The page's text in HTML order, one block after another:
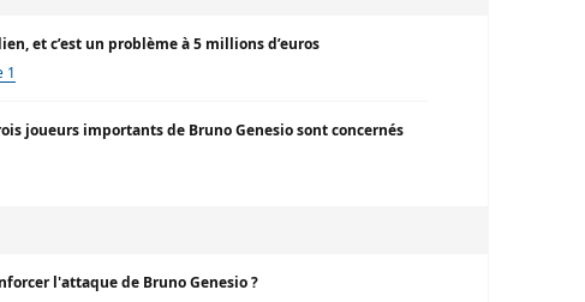
et c’est un problème à 5 millions d’euros
1
joueurs importants de Bruno Genesio sont concernés
l'attaque de Bruno Genesio ?